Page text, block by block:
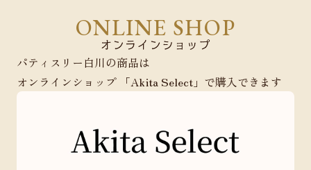
ONLINE SHOP
パティスリー白川の商品は
オンラインショップ 「Akita Select」で購入できます